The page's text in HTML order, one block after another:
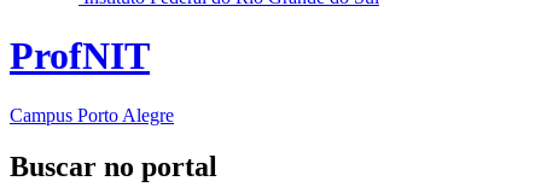
ProfNIT
Campus Porto Alegre
Buscar no portal